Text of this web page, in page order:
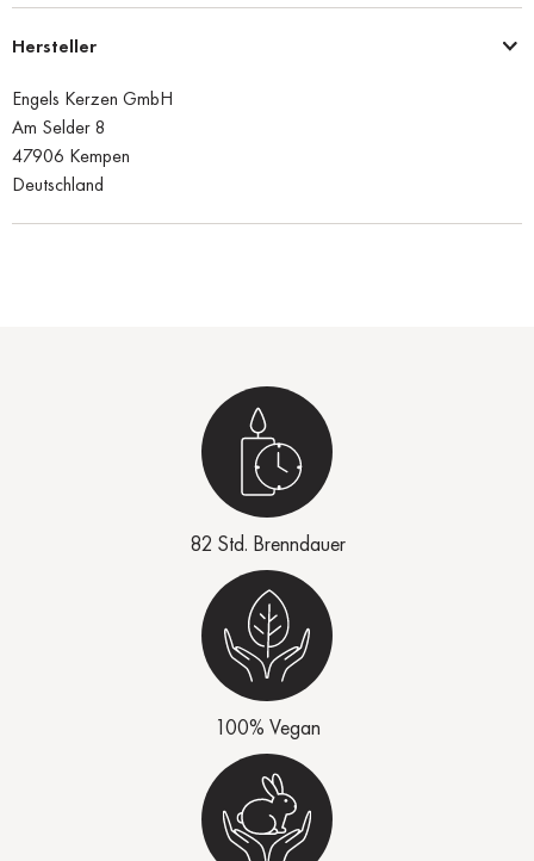
Hersteller
Engels Kerzen GmbH
Am Selder 8
47906 Kempen
Deutschland
82 Std. Brenndauer
100% Vegan